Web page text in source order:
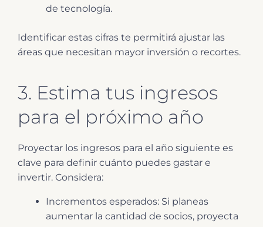
de tecnología.
Identificar estas cifras te permitirá ajustar las
áreas que necesitan mayor inversión o recortes.
3. Estima tus ingresos
para el próximo año
Proyectar los ingresos para el año siguiente es
clave para definir cuánto puedes gastar e
invertir. Considera:
Incrementos esperados: Si planeas
aumentar la cantidad de socios, proyecta